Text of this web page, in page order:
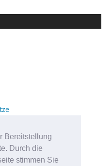
Bereitstellung
Durch die
stimmen Sie